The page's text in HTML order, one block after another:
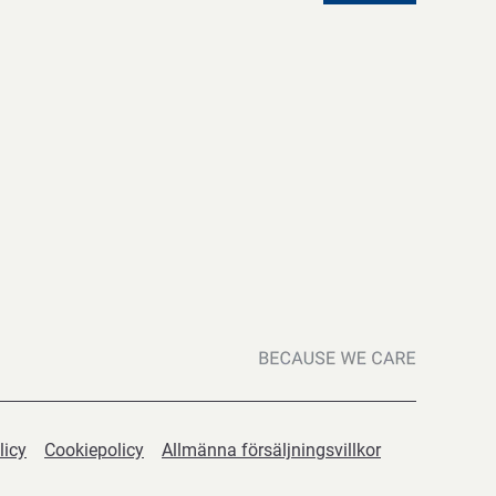
Cookiepolicy Allmänna försäljningsvillkor